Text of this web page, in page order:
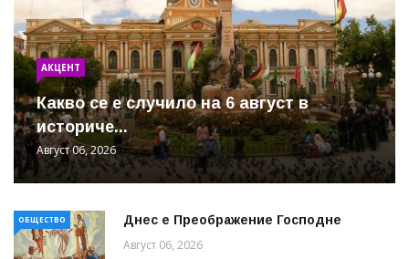
АКЦЕНТ
Какво се е случило на 6 август в
историче...
Август 06, 2026
ОБЩЕСТВО Днес е Преображение Господне
Август 06, 2026